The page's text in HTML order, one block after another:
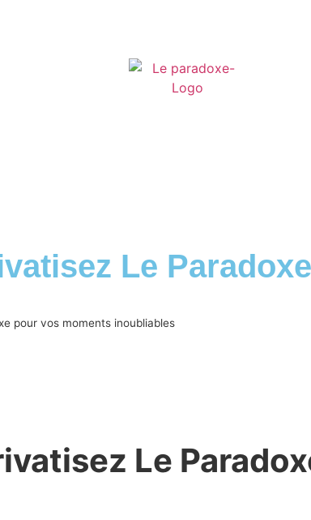
Le
pour vos moments inoubliables
Le